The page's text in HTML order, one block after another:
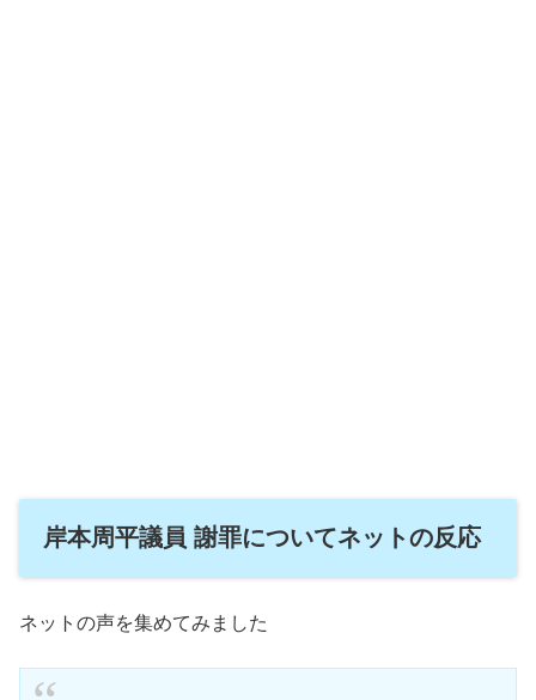
岸本周平議員 謝罪についてネットの反応
ネットの声を集めてみました